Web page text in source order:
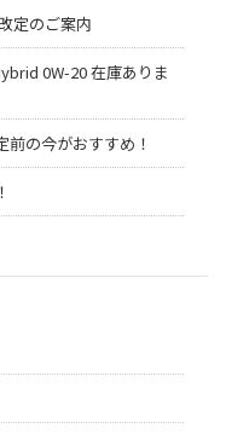
定のご案内
0W-20 在庫ありま
の今がおすすめ！